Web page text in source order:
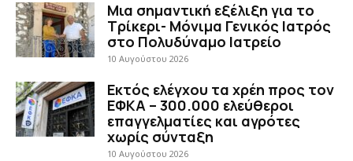
Μια σημαντική εξέλιξη για το
Τρίκερι- Μόνιμα Γενικός Ιατρός
στο Πολυδύναμο Ιατρείο
10 Αυγούστου 2026
Εκτός ελέγχου τα χρέη προς τον
ΕΦΚΑ – 300.000 ελεύθεροι
επαγγελματίες και αγρότες
χωρίς σύνταξη
10 Αυγούστου 2026